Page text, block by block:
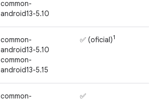
common-
android13-5.10
common-
android13-5.10
common-
android13-5.15
✅ (oficial)1
common-
✅